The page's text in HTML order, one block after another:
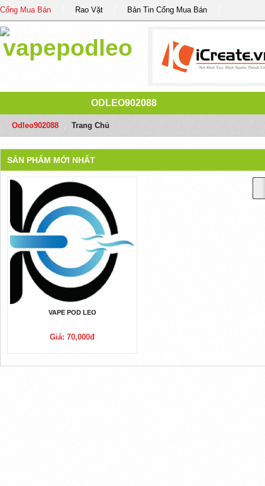
Cổng Mua Bán Rao Vặt Bản Tin Cổng Mua Bán
ODLEO902088
Odleo902088 Trang Chủ
SẢN PHẨM MỚI NHẤT
VAPE POD LEO
Giá: 70,000đ